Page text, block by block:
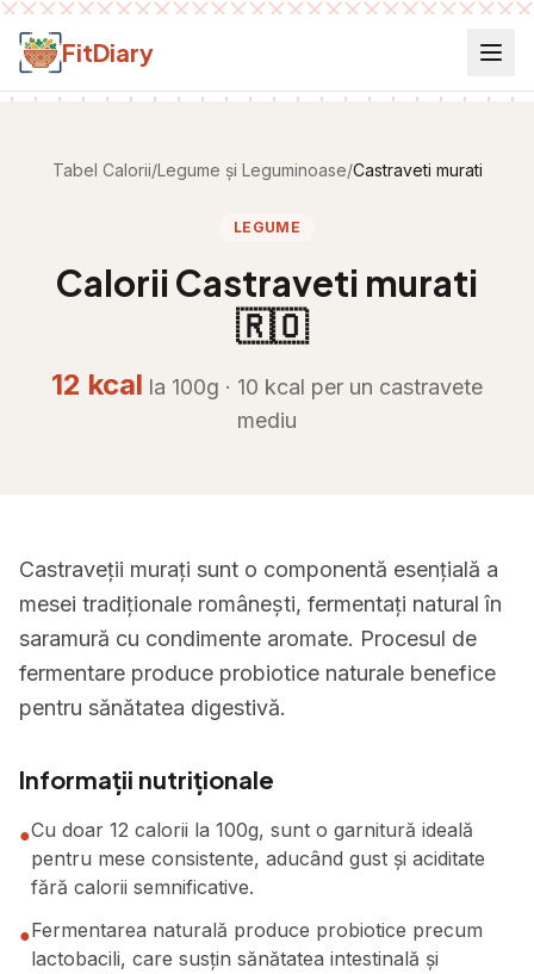
Salt la conținut
FitDiary
Tabel Calorii/Legume și Leguminoase/Castraveti murati
LEGUME
Calorii Castraveti murati
🇷🇴
12 kcal la 100g · 10 kcal per un castravete
mediu
Castraveții murați sunt o componentă esențială a
mesei tradiționale românești, fermentați natural în
saramură cu condimente aromate. Procesul de
fermentare produce probiotice naturale benefice
pentru sănătatea digestivă.
Informații nutriționale
●Cu doar 12 calorii la 100g, sunt o garnitură ideală
pentru mese consistente, aducând gust și aciditate
fără calorii semnificative.
●Fermentarea naturală produce probiotice precum
lactobacili, care susțin sănătatea intestinală și